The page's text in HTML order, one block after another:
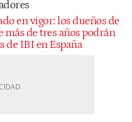
en vigor: los dueños de
de tres años podrán
de IBI en España